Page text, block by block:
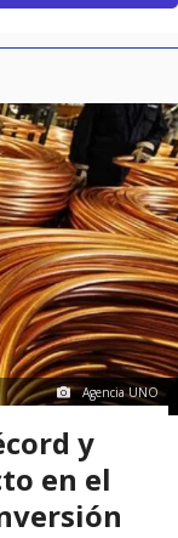
Agencia UNO
y
en el